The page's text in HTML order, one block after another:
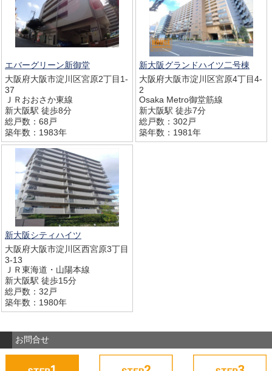
エバーグリーン新御堂
大阪府大阪市淀川区宮原2丁目1-
37
ＪＲおおさか東線
新大阪駅 徒歩8分
総戸数：68戸
築年数：1983年
新大阪グランドハイツ二号棟
大阪府大阪市淀川区宮原4丁目4-
2
Osaka Metro御堂筋線
新大阪駅 徒歩7分
総戸数：302戸
築年数：1981年
新大阪シティハイツ
大阪府大阪市淀川区西宮原3丁目
3-13
ＪＲ東海道・山陽本線
新大阪駅 徒歩15分
総戸数：32戸
築年数：1980年
お問合せ